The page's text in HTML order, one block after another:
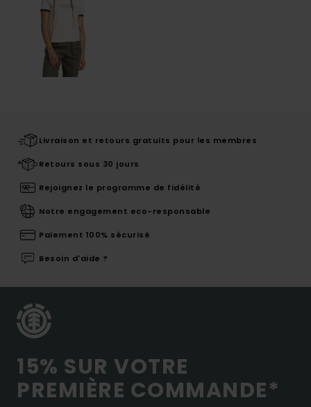
Livraison et retours gratuits pour les membres
Retours sous 30 jours
Rejoignez le programme de fidélité
Notre engagement eco-responsable
Paiement 100% sécurisé
Besoin d'aide ?
15% SUR VOTRE
PREMIÈRE COMMANDE*